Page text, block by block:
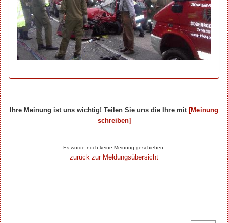
Ihre Meinung ist uns wichtig! Teilen Sie uns die Ihre mit [Meinung
schreiben]
Es wurde noch keine Meinung geschieben.
zurück zur Meldungsübersicht